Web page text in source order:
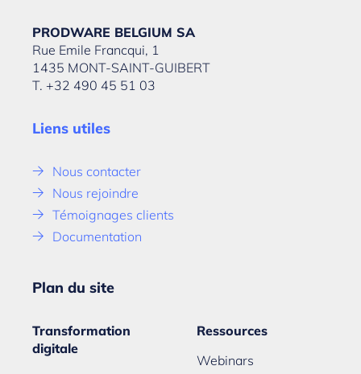
PRODWARE BELGIUM SA
Rue Emile Francqui, 1
1435 MONT-SAINT-GUIBERT
T. +32 490 45 51 03
Liens utiles
Nous contacter
Nous rejoindre
Témoignages clients
Documentation
Plan du site
Transformation
digitale
Ressources
Webinars